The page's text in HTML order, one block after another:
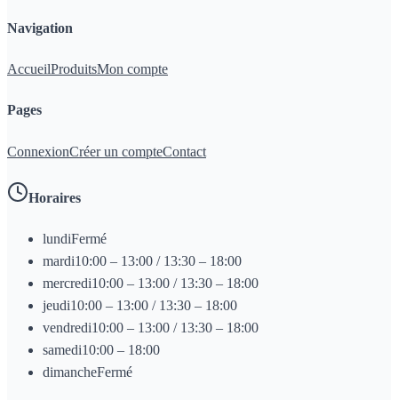
Navigation
AccueilProduitsMon compte
Pages
ConnexionCréer un compteContact
Horaires
lundiFermé
mardi10:00 – 13:00 / 13:30 – 18:00
mercredi10:00 – 13:00 / 13:30 – 18:00
jeudi10:00 – 13:00 / 13:30 – 18:00
vendredi10:00 – 13:00 / 13:30 – 18:00
samedi10:00 – 18:00
dimancheFermé